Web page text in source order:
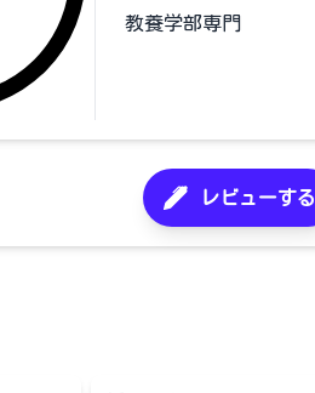
教養学部専門
レビューする